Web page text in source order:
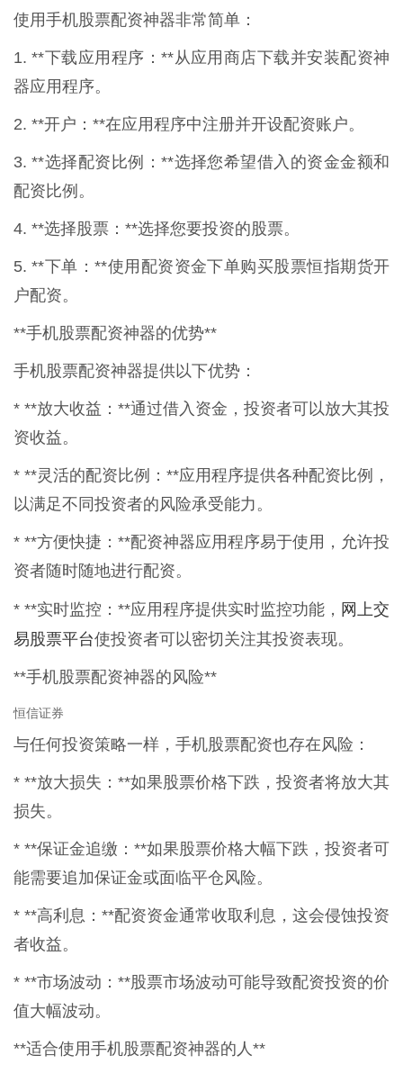
使用手机股票配资神器非常简单：
1. **下载应用程序：**从应用商店下载并安装配资神
器应用程序。
2. **开户：**在应用程序中注册并开设配资账户。
3. **选择配资比例：**选择您希望借入的资金金额和
配资比例。
4. **选择股票：**选择您要投资的股票。
5. **下单：**使用配资资金下单购买股票恒指期货开
户配资。
**手机股票配资神器的优势**
手机股票配资神器提供以下优势：
* **放大收益：**通过借入资金，投资者可以放大其投
资收益。
* **灵活的配资比例：**应用程序提供各种配资比例，
以满足不同投资者的风险承受能力。
* **方便快捷：**配资神器应用程序易于使用，允许投
资者随时随地进行配资。
* **实时监控：**应用程序提供实时监控功能， 网上交
易股票平台使投资者可以密切关注其投资表现。
**手机股票配资神器的风险**
恒信证券
与任何投资策略一样，手机股票配资也存在风险：
* **放大损失：**如果股票价格下跌，投资者将放大其
损失。
* **保证金追缴：**如果股票价格大幅下跌，投资者可
能需要追加保证金或面临平仓风险。
* **高利息：**配资资金通常收取利息，这会侵蚀投资
者收益。
* **市场波动：**股票市场波动可能导致配资投资的价
值大幅波动。
**适合使用手机股票配资神器的人**